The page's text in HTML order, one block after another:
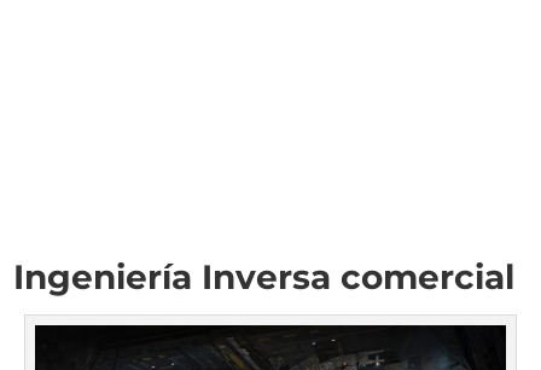
Ingeniería Inversa comercial